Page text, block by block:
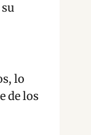
lo
de los